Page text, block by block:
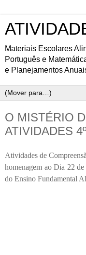
Materiais Escolares
Português e
e Planejamentos
O MISTÉRIO
ATIVIDADES
Atividades de
homenagem ao Dia 22
do Ensino Fundamental